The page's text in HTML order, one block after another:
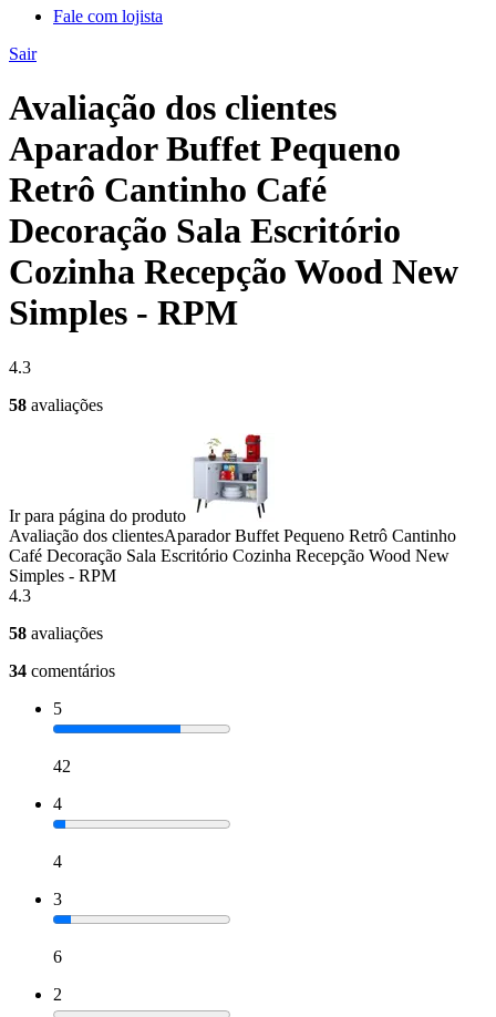
Fale com lojista
Sair
Avaliação dos clientes
Aparador Buffet Pequeno
Retrô Cantinho Café
Decoração Sala Escritório
Cozinha Recepção Wood New
Simples - RPM
4.3
58 avaliações
Ir para página do produto
Avaliação dos clientesAparador Buffet Pequeno Retrô Cantinho
Café Decoração Sala Escritório Cozinha Recepção Wood New
Simples - RPM
4.3
58 avaliações
34 comentários
5
42
4
4
3
6
2